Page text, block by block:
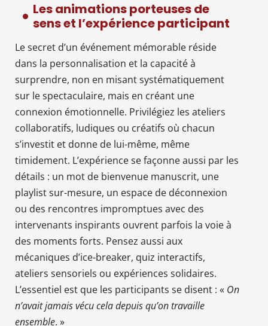
Les animations porteuses de
sens et l’expérience participant
Le secret d’un événement mémorable réside
dans la personnalisation et la capacité à
surprendre, non en misant systématiquement
sur le spectaculaire, mais en créant une
connexion émotionnelle. Privilégiez les ateliers
collaboratifs, ludiques ou créatifs où chacun
s’investit et donne de lui-même, même
timidement. L’expérience se façonne aussi par les
détails : un mot de bienvenue manuscrit, une
playlist sur-mesure, un espace de déconnexion
ou des rencontres impromptues avec des
intervenants inspirants ouvrent parfois la voie à
des moments forts. Pensez aussi aux
mécaniques d’ice-breaker, quiz interactifs,
ateliers sensoriels ou expériences solidaires.
L’essentiel est que les participants se disent : « On
n’avait jamais vécu cela depuis qu’on travaille
ensemble. »